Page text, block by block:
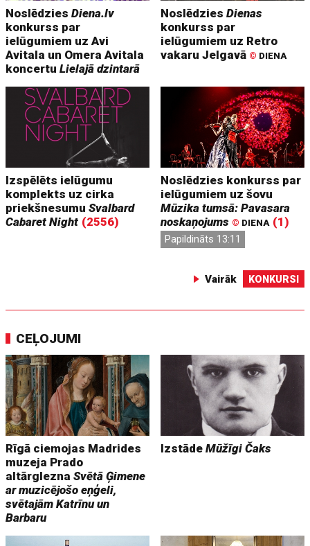
NoslēdziesDiena.lv
konkurss par
ielūgumiem uz Avi
Avitala un Omera Avitala
koncertuLielajā dzintarā
NoslēdziesDienas
konkurss par
ielūgumiem uz Retro
vakaru Jelgavā © DIENA
Izspēlēts ielūgumu
komplekts uz cirka
priekšnesumuSvalbard
Cabaret Night (2556)
Noslēdzies konkurss par
ielūgumiem uz šovu
Mūzika tumsā: Pavasara
noskaņojums © DIENA (1)
Papildināts 13:11
Vairāk KONKURSI
CEĻOJUMI
Rīgā ciemojas Madrides
muzeja Prado
altārgleznaSvētā Ģimene
ar muzicējošo eņģeli,
svētajām Katrīnu un
Barbaru
IzstādeMūžīgi Čaks